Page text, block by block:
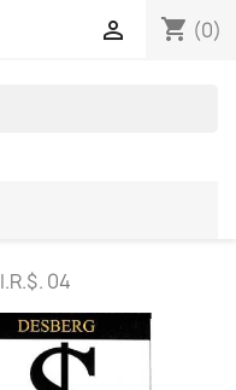
shopping_cart (0)

I.R.$. 04